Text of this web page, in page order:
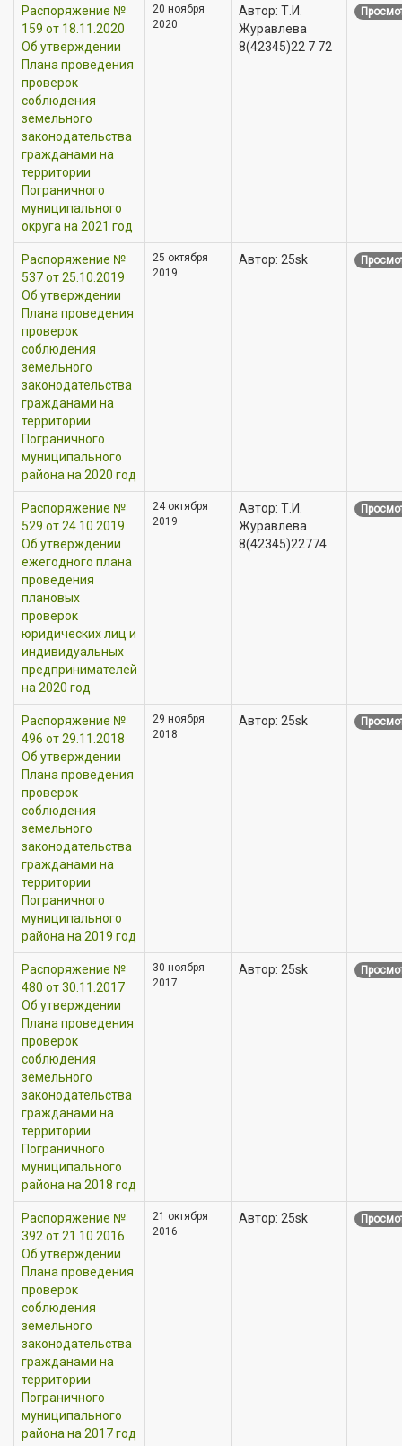
Распоряжение №
159 от 18.11.2020
Об утверждении
Плана проведения
проверок
соблюдения
земельного
законодательства
гражданами на
территории
Пограничного
муниципального
округа на 2021 год
20 ноября
2020
Автор: Т.И.
Журавлева
8(42345)22 7 72
Распоряжение №
537 от 25.10.2019
Об утверждении
Плана проведения
проверок
соблюдения
земельного
законодательства
гражданами на
территории
Пограничного
муниципального
района на 2020 год
25 октября
2019
Автор: 25sk
Распоряжение №
529 от 24.10.2019
Об утверждении
ежегодного плана
проведения
плановых
проверок
юридических лиц и
индивидуальных
предпринимателей
на 2020 год
24 октября
2019
Автор: Т.И.
Журавлева
8(42345)22774
Распоряжение №
496 от 29.11.2018
Об утверждении
Плана проведения
проверок
соблюдения
земельного
законодательства
гражданами на
территории
Пограничного
муниципального
района на 2019 год
29 ноября
2018
Автор: 25sk
Распоряжение №
480 от 30.11.2017
Об утверждении
Плана проведения
проверок
соблюдения
земельного
законодательства
гражданами на
территории
Пограничного
муниципального
района на 2018 год
30 ноября
2017
Автор: 25sk
Распоряжение №
392 от 21.10.2016
Об утверждении
Плана проведения
проверок
соблюдения
земельного
законодательства
гражданами на
территории
Пограничного
муниципального
района на 2017 год
21 октября
2016
Автор: 25sk